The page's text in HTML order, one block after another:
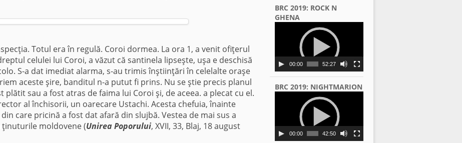
Totul era în regulă. Coroi dormea. La ora 1, a venit ofiţerul
celulei lui Coroi, a văzut că santinela lipseşte, uşa e deschisă
S-a dat imediat alarma, s-au trimis înştiinţări în celelalte oraşe
aceste şire, banditul n-a putut fi prins. Nu se ştie precis planul
plătit sau a fost atras de faima lui Coroi şi, de aceea. a plecat cu el.
al închisorii, un oarecare Ustachi. Acesta chefuia, înainte
care pricină a fost dat afară din slujbă. Vestea de mai sus a
ţinuturile moldovene (Unirea Poporului, XVII, 33, Blaj, 18 august
BRC 2019: ROCK N
GHENA
00:00 52:27
BRC 2019: NIGHTMARION
00:00 42:50